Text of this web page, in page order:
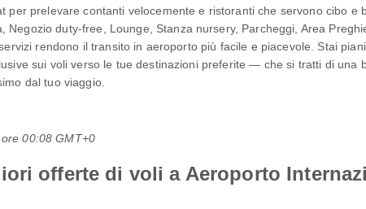
per prelevare contanti velocemente e ristoranti che servono cibo
Negozio duty-free, Lounge, Stanza nursery, Parcheggi, Area
rendono il transito in aeroporto più facile e piacevole. Stai
sui voli verso le tue destinazioni preferite — che si tratti di una
dal tuo viaggio.
00:08 GMT+0
offerte di voli a Aeroporto